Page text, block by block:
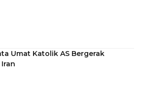
Umat Katolik AS Bergerak